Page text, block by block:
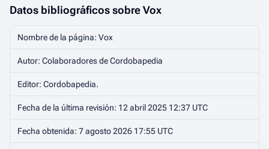
Datos bibliográficos sobre Vox
Nombre de la página: Vox
Autor: Colaboradores de Cordobapedia
Editor: Cordobapedia.
Fecha de la última revisión: 12 abril 2025 12:37 UTC
Fecha obtenida: 7 agosto 2026 17:55 UTC